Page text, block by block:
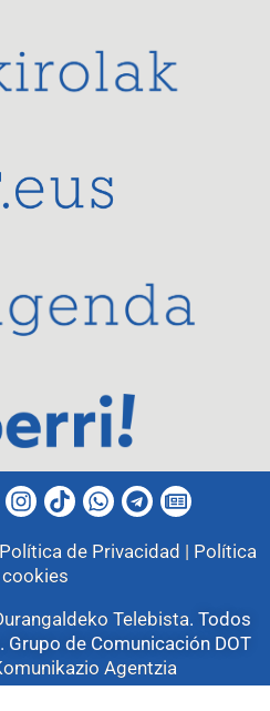
Política de Privacidad | Política
Telebista. Todos
de Comunicación DOT
Agentzia